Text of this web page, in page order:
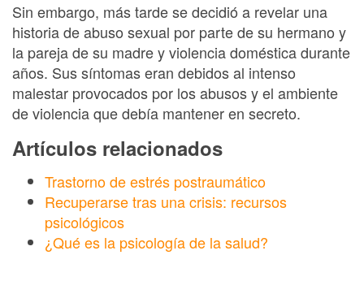
Sin embargo, más tarde se decidió a revelar una
historia de abuso sexual por parte de su hermano y
la pareja de su madre y violencia doméstica durante
años. Sus síntomas eran debidos al intenso
malestar provocados por los abusos y el ambiente
de violencia que debía mantener en secreto.
Artículos relacionados
Trastorno de estrés postraumático
Recuperarse tras una crisis: recursos
psicológicos
¿Qué es la psicología de la salud?